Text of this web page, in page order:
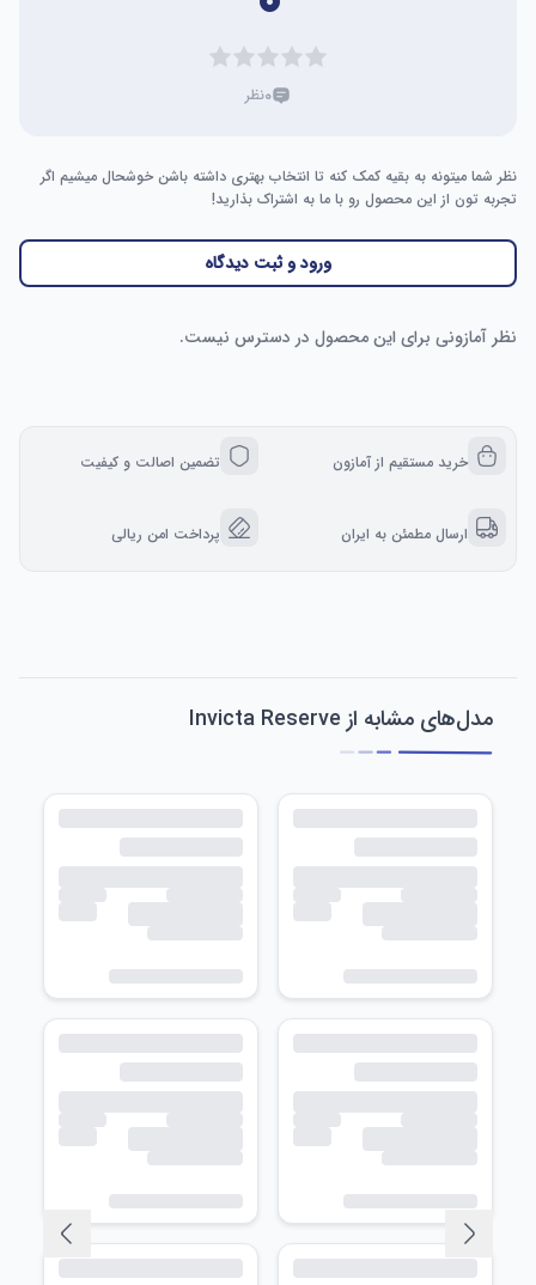
۰نظر
نظر شما میتونه به بقیه کمک کنه تا انتخاب بهتری داشته باشن خوشحال میشیم اگر
تجربه تون از این محصول رو با ما به اشتراک بذارید!
ورود و ثبت دیدگاه
نظر آمازونی برای این محصول در دسترس نیست.
خرید مستقیم از آمازون تضمین اصالت و کیفیت
ارسال مطمئن به ایران پرداخت امن ریالی
مدل‌های مشابه از Invicta Reserve